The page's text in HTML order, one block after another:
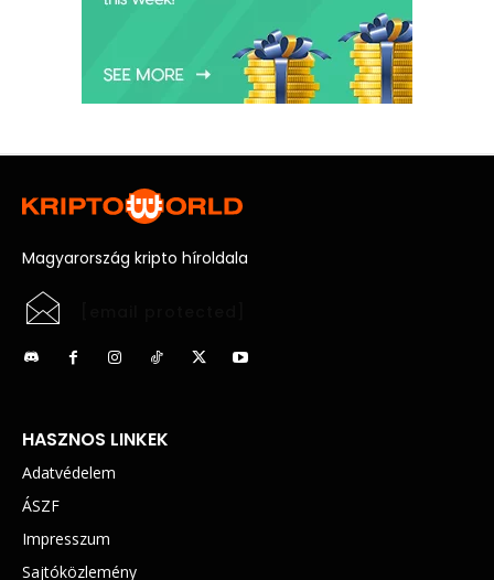
Magyarország kripto híroldala
HASZNOS LINKEK
Adatvédelem
ÁSZF
Impresszum
Sajtóközlemény